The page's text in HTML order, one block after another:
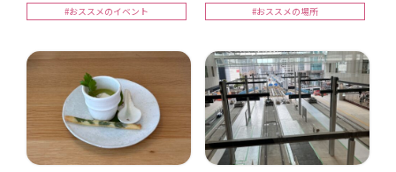
#おススメのイベント #おススメの場所